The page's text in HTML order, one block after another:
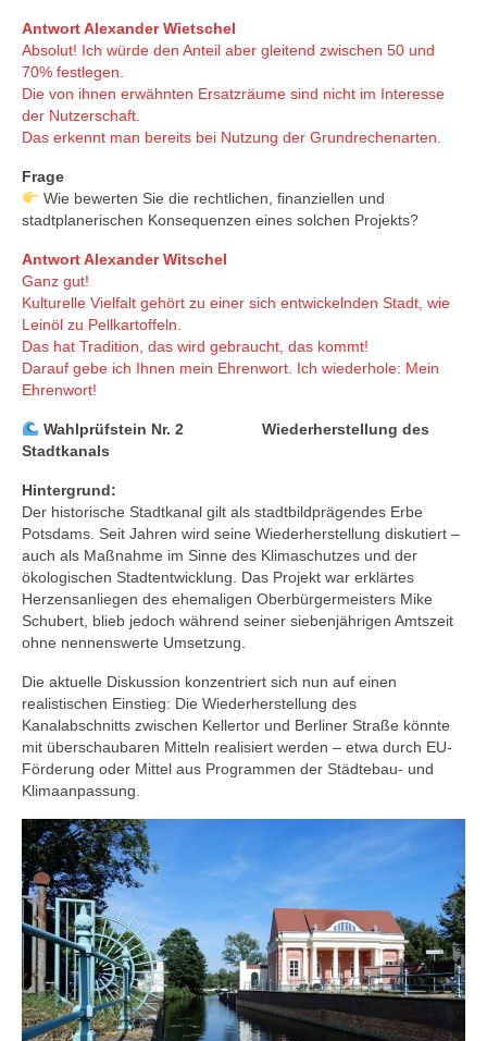
Antwort Alexander Wietschel
Absolut! Ich würde den Anteil aber gleitend zwischen 50 und
70% festlegen.
Die von ihnen erwähnten Ersatzräume sind nicht im Interesse
der Nutzerschaft.
Das erkennt man bereits bei Nutzung der Grundrechenarten.
Frage
Wie bewerten Sie die rechtlichen, finanziellen und
stadtplanerischen Konsequenzen eines solchen Projekts?
Antwort Alexander Witschel
Ganz gut!
Kulturelle Vielfalt gehört zu einer sich entwickelnden Stadt, wie
Leinöl zu Pellkartoffeln.
Das hat Tradition, das wird gebraucht, das kommt!
Darauf gebe ich Ihnen mein Ehrenwort. Ich wiederhole: Mein
Ehrenwort!
Wahlprüfstein Nr. 2 Wiederherstellung des
Stadtkanals
Hintergrund:
Der historische Stadtkanal gilt als stadtbildprägendes Erbe
Potsdams. Seit Jahren wird seine Wiederherstellung diskutiert –
auch als Maßnahme im Sinne des Klimaschutzes und der
ökologischen Stadtentwicklung. Das Projekt war erklärtes
Herzensanliegen des ehemaligen Oberbürgermeisters Mike
Schubert, blieb jedoch während seiner siebenjährigen Amtszeit
ohne nennenswerte Umsetzung.
Die aktuelle Diskussion konzentriert sich nun auf einen
realistischen Einstieg: Die Wiederherstellung des
Kanalabschnitts zwischen Kellertor und Berliner Straße könnte
mit überschaubaren Mitteln realisiert werden – etwa durch EU-
Förderung oder Mittel aus Programmen der Städtebau- und
Klimaanpassung.